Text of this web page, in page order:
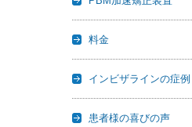
料金
インビザラインの症例
患者様の喜びの声